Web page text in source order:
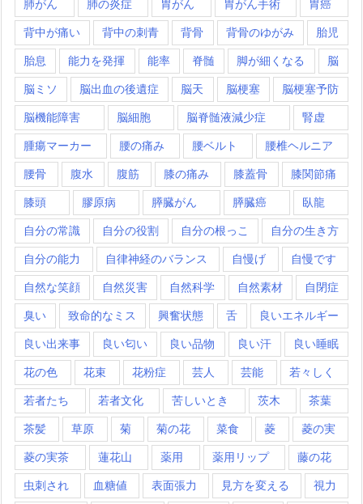
肺がん 肺の炎症 胃がん 胃がん手術 胃癌
背中が痛い 背中の刺青 背骨 背骨のゆがみ 胎児
胎息 能力を発揮 能率 脊髄 脚が細くなる 脳
脳ミソ 脳出血の後遺症 脳天 脳梗塞 脳梗塞予防
脳機能障害 脳細胞 脳脊髄液減少症 腎虚
腫瘍マーカー 腰の痛み 腰ベルト 腰椎ヘルニア
腰骨 腹水 腹筋 膝の痛み 膝蓋骨 膝関節痛
膝頭 膠原病 膵臓がん 膵臓癌 臥龍
自分の常識 自分の役割 自分の根っこ 自分の生き方
自分の能力 自律神経のバランス 自慢げ 自慢です
自然な笑顔 自然災害 自然科学 自然素材 自閉症
臭い 致命的なミス 興奮状態 舌 良いエネルギー
良い出来事 良い匂い 良い品物 良い汗 良い睡眠
花の色 花束 花粉症 芸人 芸能 若々しく
若者たち 若者文化 苦しいとき 茨木 茶葉
茶髪 草原 菊 菊の花 菜食 菱 菱の実
菱の実茶 蓮花山 薬用 薬用リップ 藤の花
虫刺され 血糖値 表面張力 見方を変える 視力